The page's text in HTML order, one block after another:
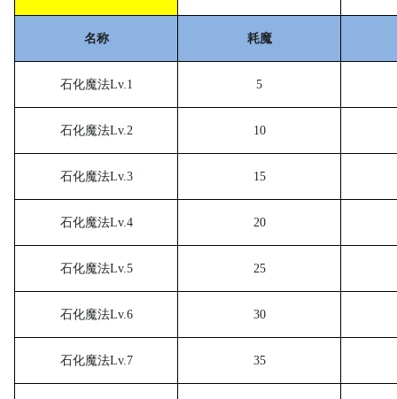
名称 耗魔
石化魔法Lv.1 5
石化魔法Lv.2 10
石化魔法Lv.3 15
石化魔法Lv.4 20
石化魔法Lv.5 25
石化魔法Lv.6 30
石化魔法Lv.7 35